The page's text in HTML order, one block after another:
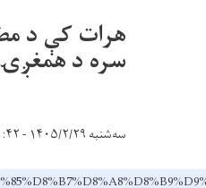
هرات کې د
سره د
سه‌شنبه ۱۴۰۵/۲/۲۹ - ۱۱:۴۲